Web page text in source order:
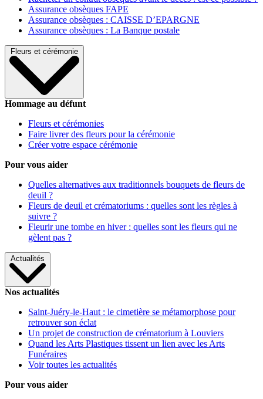
Assurance obsèques FAPE
Assurance obsèques : CAISSE D’EPARGNE
Assurance obsèques : La Banque postale
Fleurs et cérémonie
Hommage au défunt
Fleurs et cérémonies
Faire livrer des fleurs pour la cérémonie
Créer votre espace cérémonie
Pour vous aider
Quelles alternatives aux traditionnels bouquets de fleurs de
deuil ?
Fleurs de deuil et crématoriums : quelles sont les règles à
suivre ?
Fleurir une tombe en hiver : quelles sont les fleurs qui ne
gèlent pas ?
Actualités
Nos actualités
Saint-Juéry-le-Haut : le cimetière se métamorphose pour
retrouver son éclat
Un projet de construction de crématorium à Louviers
Quand les Arts Plastiques tissent un lien avec les Arts
Funéraires
Voir toutes les actualités
Pour vous aider